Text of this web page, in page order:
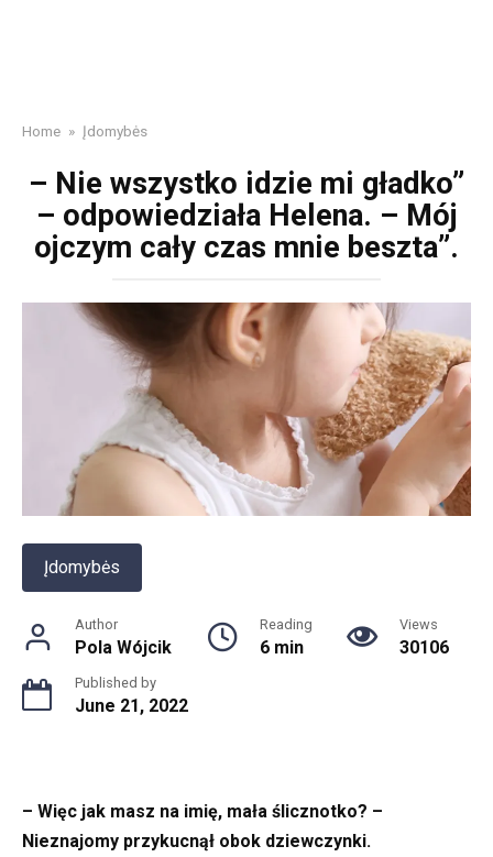
Home » Įdomybės
– Nie wszystko idzie mi gładko”
– odpowiedziała Helena. – Mój
ojczym cały czas mnie beszta”.
Įdomybės
Author
Pola Wójcik
Reading
6 min
Views
30106
Published by
June 21, 2022
– Więc jak masz na imię, mała ślicznotko? –
Nieznajomy przykucnął obok dziewczynki.